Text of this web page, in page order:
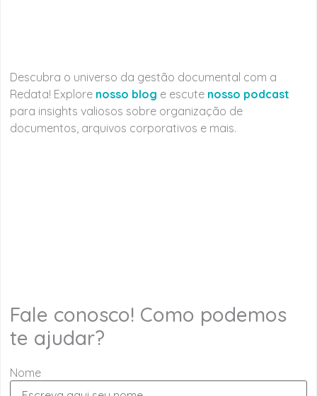
Descubra o universo da gestão documental com a
Redata! Explore nosso blog e escute nosso podcast
para insights valiosos sobre organização de
documentos, arquivos corporativos e mais.
Fale conosco! Como podemos
te ajudar?
Nome